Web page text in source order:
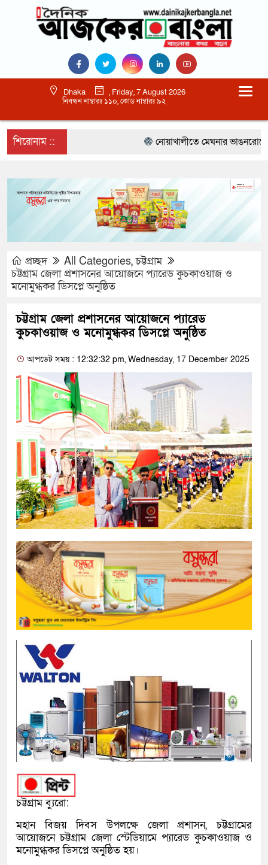
Dhaka
, Friday, 7 August 2026
নিবন্ধন নাম্বারঃ ১১০, কোড নাম্বারঃ ৯২
শিরোনাম :: নোয়াখালীতে মেঘনার ভাঙনরোধে
প্রচ্ছদ All Categories,চট্টগ্রাম
চট্টগ্রাম জেলা প্রশাসনের আয়োজনে প্যারেড কুচকাওয়াজ ও
মনোমুগ্ধকর ডিসপ্লে অনুষ্ঠিত
চট্টগ্রাম জেলা প্রশাসনের আয়োজনে প্যারেড
কুচকাওয়াজ ও মনোমুগ্ধকর ডিসপ্লে অনুষ্ঠিত
আপডেট সময় : 12:32:32 pm, Wednesday, 17 December 2025
চট্টগ্রাম ব্যুরো:
মহান বিজয় দিবস উপলক্ষে জেলা প্রশাসন, চট্টগ্রামের
আয়োজনে চট্টগ্রাম জেলা স্টেডিয়ামে প্যারেড কুচকাওয়াজ ও
মনোমুগ্ধকর ডিসপ্লে অনুষ্ঠিত হয়।